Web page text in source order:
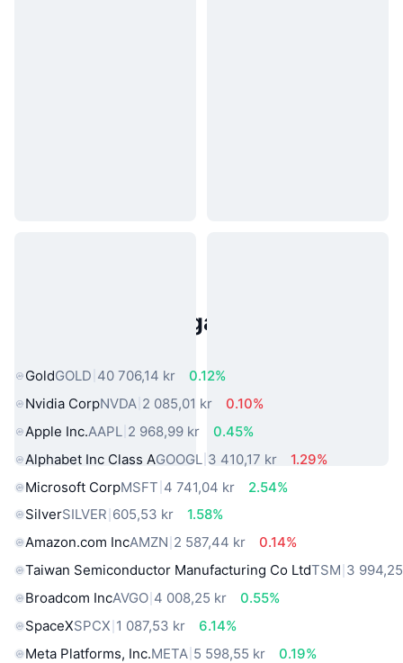
Populära tillgångar från den
GoldGOLD 40 706,14 kr
0.12%
Nvidia CorpNVDA 2 085,01 kr
0.10%
Apple Inc.AAPL 2 968,99 kr
0.45%
Alphabet Inc Class AGOOGL 3 410,17 kr
1.29%
Microsoft CorpMSFT 4 741,04 kr
2.54%
SilverSILVER 605,53 kr
1.58%
Amazon.com IncAMZN 2 587,44 kr
0.14%
Taiwan Semiconductor Manufacturing Co LtdTSM 3
Broadcom IncAVGO 4 008,25 kr
0.55%
SpaceXSPCX 1 087,53 kr
6.14%
Meta Platforms, Inc.META 5 598,55 kr
0.19%